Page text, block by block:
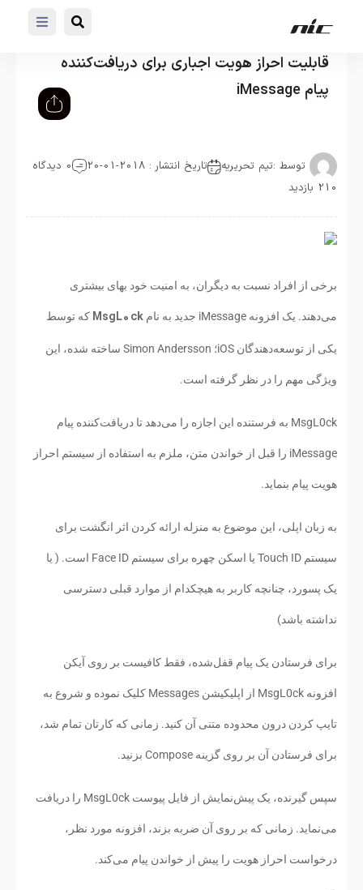
قابلیت احراز هویت اجباری برای دریافت‌کننده
پیام iMessage
توسط :تیم تحریریه تاریخ انتشار : 2018-01-20
0 دیدگاه
210 بازدید
برخی از افراد نسبت به دیگران، به امنیت خود بهای بیشتری
می‌دهند. یک افزونه iMessage جدید به نام MsgL0ck که توسط
یکی از توسعه‌دهندگان iOS؛ Simon Andersson ساخته شده، این
ویژگی مهم را در نظر گرفته است.
MsgL0ck به فرستنده این اجازه را می‌دهد تا دریافت‌کننده پیام
iMessage را قبل از خواندن متن، ملزم به استفاده از سیستم احراز
هویت پیام بنماید.
به زبان اپلی، این موضوع به منزله ارائه کردن اثر انگشت برای
سیستم Touch ID یا اسکن چهره برای سیستم Face ID است. ( یا
یک پسورد، چنانچه کاربر به هیچکدام از موارد قبلی دسترسی
نداشته باشد)
برای فرستادن یک پیام قفل‌شده، فقط کافیست بر روی آیکن
افزونه MsgL0ck از اپلیکیشن Messages کلیک نموده و شروع به
تایپ کردن درون محدوده متنی آن کنید. زمانی که کارتان تمام شد،
برای فرستادن آن بر روی گزینه Compose بزنید.
سپس گیرنده، یک پیش‌نمایش از فایل پیوست MsgL0ck را دریافت
می‌نماید. زمانی که بر روی آن ضربه بزند، افزونه مورد نظر،
درخواست احراز هویت را پیش از خواندن پیام می‌کند.